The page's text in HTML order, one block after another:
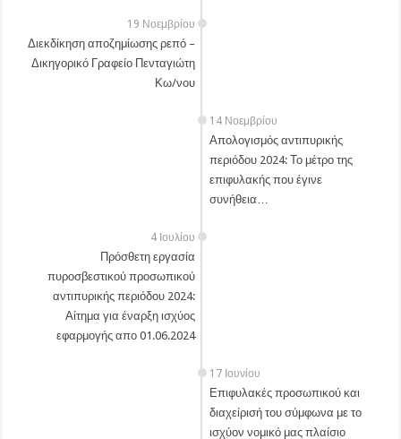
19 Νοεμβρίου
Διεκδίκηση αποζημίωσης ρεπό –
Δικηγορικό Γραφείο Πενταγιώτη
Κω/νου
14 Νοεμβρίου
Απολογισμός αντιπυρικής
περιόδου 2024: Το μέτρο της
επιφυλακής που έγινε
συνήθεια…
4 Ιουλίου
Πρόσθετη εργασία
πυροσβεστικού προσωπικού
αντιπυρικής περιόδου 2024:
Αίτημα για έναρξη ισχύος
εφαρμογής απο 01.06.2024
17 Ιουνίου
Επιφυλακές προσωπικού και
διαχείρισή του σύμφωνα με το
ισχύον νομικό μας πλαίσιο